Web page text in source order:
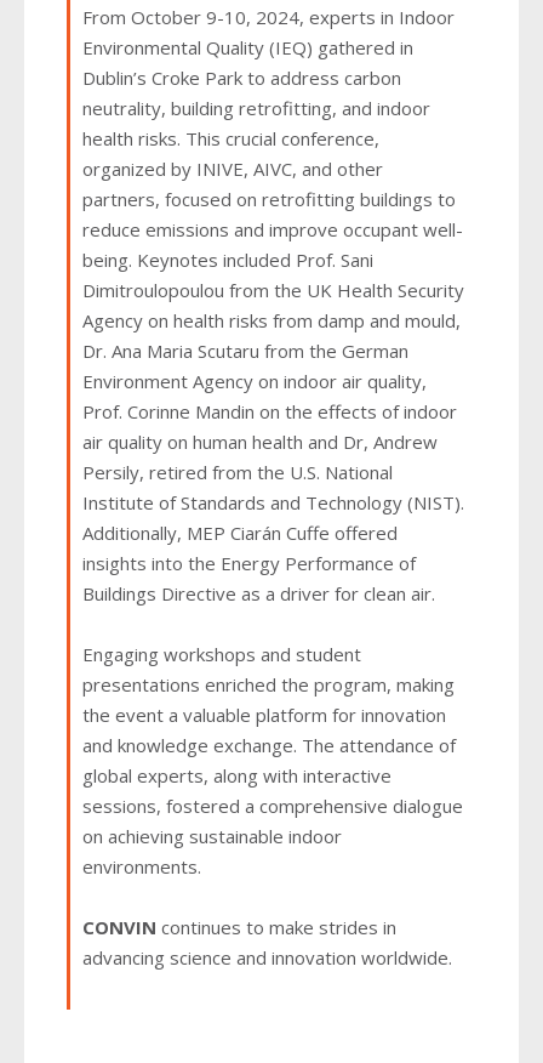
From October 9-10, 2024, experts in Indoor
Environmental Quality (IEQ) gathered in
Dublin’s Croke Park to address carbon
neutrality, building retrofitting, and indoor
health risks. This crucial conference,
organized by INIVE, AIVC, and other
partners, focused on retrofitting buildings to
reduce emissions and improve occupant well-
being. Keynotes included Prof. Sani
Dimitroulopoulou from the UK Health Security
Agency on health risks from damp and mould,
Dr. Ana Maria Scutaru from the German
Environment Agency on indoor air quality,
Prof. Corinne Mandin on the effects of indoor
air quality on human health and Dr, Andrew
Persily, retired from the U.S. National
Institute of Standards and Technology (NIST).
Additionally, MEP Ciarán Cuffe offered
insights into the Energy Performance of
Buildings Directive as a driver for clean air.
Engaging workshops and student
presentations enriched the program, making
the event a valuable platform for innovation
and knowledge exchange. The attendance of
global experts, along with interactive
sessions, fostered a comprehensive dialogue
on achieving sustainable indoor
environments.
CONVIN continues to make strides in
advancing science and innovation worldwide.